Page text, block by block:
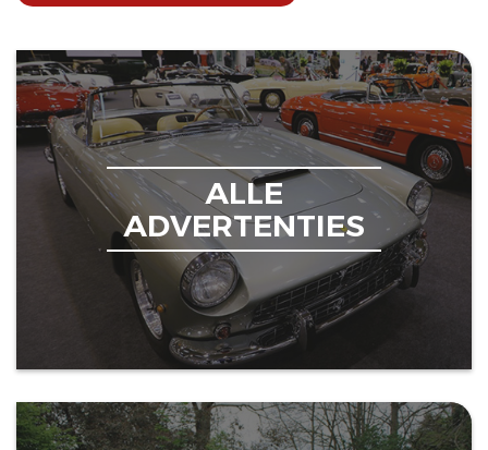
ALLE
ADVERTENTIES